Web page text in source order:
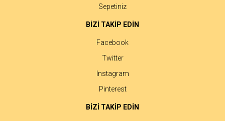
Sepetiniz
BİZİ TAKİP EDİN
Facebook
Twitter
Instagram
Pinterest
BİZİ TAKİP EDİN